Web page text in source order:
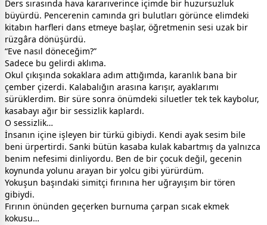
Ders sırasında hava kararıverince içimde bir huzursuzluk
büyürdü. Pencerenin camında gri bulutları görünce elimdeki
kitabın harfleri dans etmeye başlar, öğretmenin sesi uzak bir
rüzgâra dönüşürdü.
“Eve nasıl döneceğim?”
Sadece bu gelirdi aklıma.
Okul çıkışında sokaklara adım attığımda, karanlık bana bir
çember çizerdi. Kalabalığın arasına karışır, ayaklarımı
sürüklerdim. Bir süre sonra önümdeki siluetler tek tek kaybolur,
kasabayı ağır bir sessizlik kaplardı.
O sessizlik…
İnsanın içine işleyen bir türkü gibiydi. Kendi ayak sesim bile
beni ürpertirdi. Sanki bütün kasaba kulak kabartmış da yalnızca
benim nefesimi dinliyordu. Ben de bir çocuk değil, gecenin
koynunda yolunu arayan bir yolcu gibi yürürdüm.
Yokuşun başındaki simitçi fırınına her uğrayışım bir tören
gibiydi.
Fırının önünden geçerken burnuma çarpan sıcak ekmek
kokusu…